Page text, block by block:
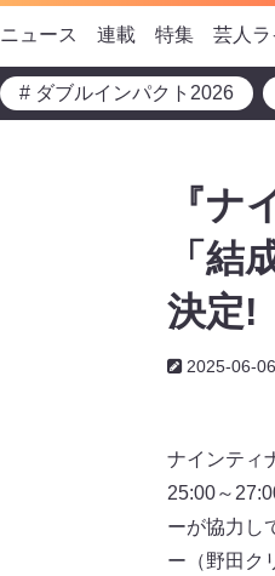
ニュース 連載 特集 芸人
# ダブルインパクト2026
『
「結
決定!
2025-06-06
ナインティ
25:00～
ーが協力し
ー（野田ク